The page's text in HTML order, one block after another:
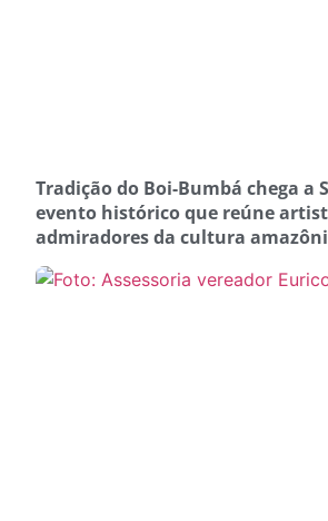
Tradição do Boi-Bumbá chega a
evento histórico que reúne
admiradores da cultura